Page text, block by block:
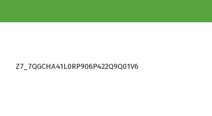
Z7_7QGCHA41L0RP906P422Q9Q01V6